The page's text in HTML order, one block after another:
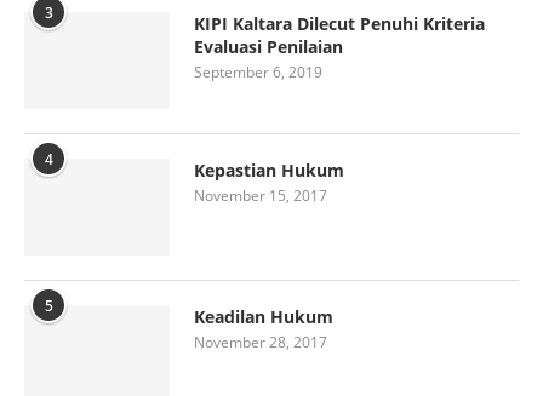
3
KIPI Kaltara Dilecut Penuhi Kriteria
Evaluasi Penilaian
September 6, 2019
4 Kepastian Hukum
November 15, 2017
5 Keadilan Hukum
November 28, 2017